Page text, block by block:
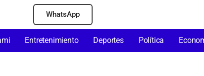
WhatsApp
Entretenimiento Deportes Política